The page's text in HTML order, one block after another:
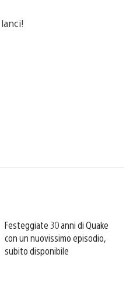
Festeggiate 30 anni di Quake
con un nuovissimo episodio,
subito disponibile